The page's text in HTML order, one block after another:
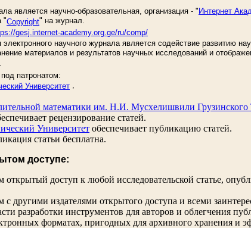
является научно-образовательная, организация - " Интернет
"Copyright" на журнал.
gesj.internet-academy.org.ge/ru/comp/
научного журнала является содействие развитию
материалов и результатов научных исследований и
патронатом:
Университет ,
математики им. Н.И. Мусхелишвили Грузинского
рецензирование статей.
Университет обеспечивает публикацию статей.
статьи бесплатна.
доступе:
доступ к любой исследовательской статье,
другими издателями открытого доступа и всеми
разработки инструментов для авторов и облегчения
форматах, пригодных для архивного хранения и